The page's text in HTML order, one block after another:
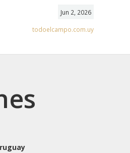
Jun 2, 2026
todoelcampo.com.uy